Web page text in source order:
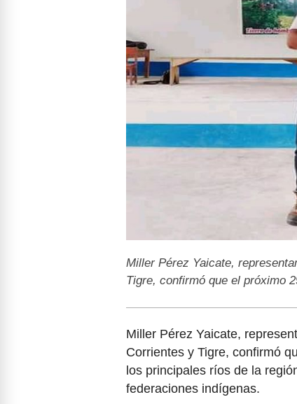
Miller Pérez Yaicate,
Tigre, confirmó que el próximo
Miller Pérez Yaicate,
Corrientes y Tigre, confirmó
los principales ríos de la
federaciones indígenas.